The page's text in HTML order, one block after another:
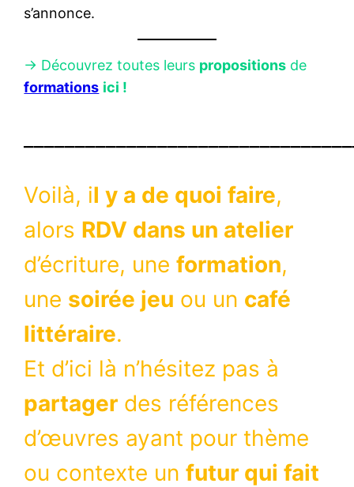
s’annonce.
-> Découvrez toutes leurs propositions de
formations ici !
Voilà, il y a de quoi faire,
alors RDV dans un atelier
d’écriture, uneformation,
une soirée jeu ou un café
littéraire.
Et d’ici là n’hésitez pas à
partager des références
d’œuvres ayant pour thème
ou contexte unfutur qui fait